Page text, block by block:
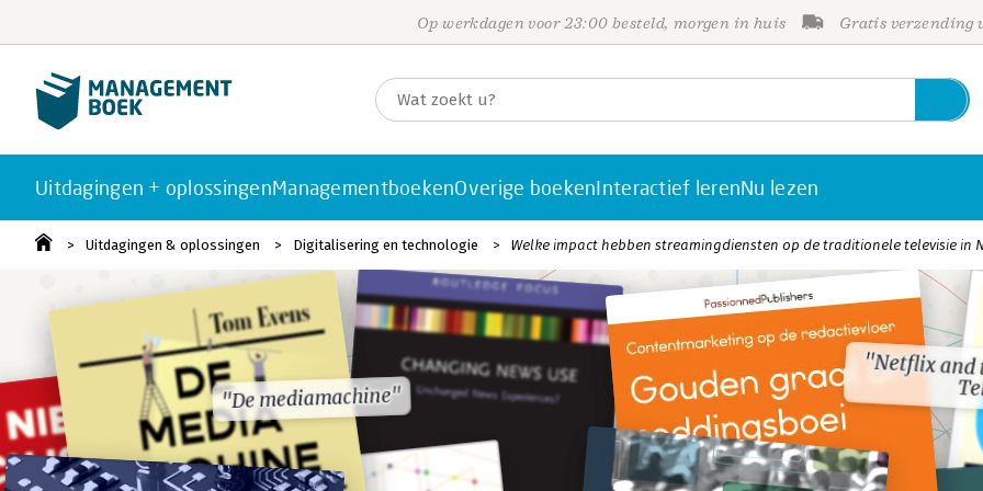
Op werkdagen voor 23:00 besteld, morgen in huis Gratis verzending
Uitdagingen + oplossingenManagementboekenOverige boekenInteractief lerenNu lezen
Uitdagingen & oplossingen Digitalisering en technologie Welke impact hebben streamingdiensten op de traditionele televisie in
"De mediamachine"
"Netflix
"De mediamachine"
"Netflix